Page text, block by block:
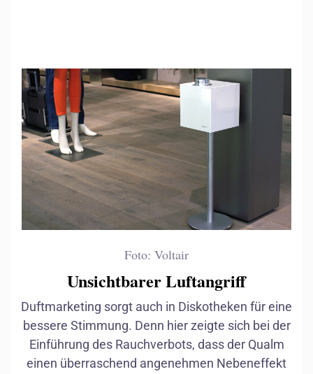
Foto: Voltair
Unsichtbarer Luftangriff
Duftmarketing sorgt auch in Diskotheken für eine
bessere Stimmung. Denn hier zeigte sich bei der
Einführung des Rauchverbots, dass der Qualm
einen überraschend angenehmen Nebeneffekt
Sommer